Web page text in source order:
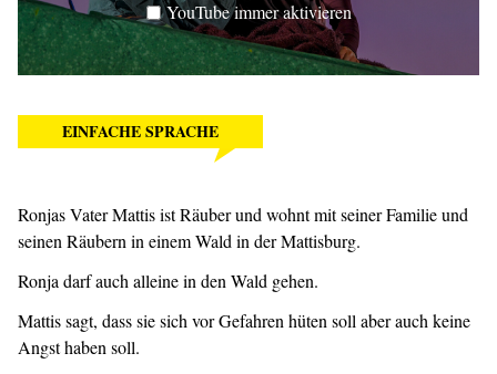
YouTube immer aktivieren
EINFACHE SPRACHE
Ronjas Vater Mattis ist Räuber und wohnt mit seiner Familie und
seinen Räubern in einem Wald in der Mattisburg.
Ronja darf auch alleine in den Wald gehen.
Mattis sagt, dass sie sich vor Gefahren hüten soll aber auch keine
Angst haben soll.